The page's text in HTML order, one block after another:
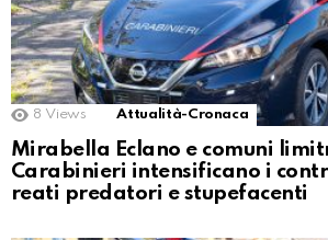
8 Views Attualità-Cronaca
Mirabella Eclano e comuni
Carabinieri intensificano i
reati predatori e stupefacenti